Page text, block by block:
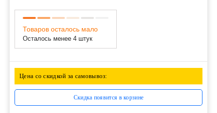
Товаров осталось мало
Осталось менее 4 штук
Цена со скидкой за самовывоз:
Скидка появится в корзине